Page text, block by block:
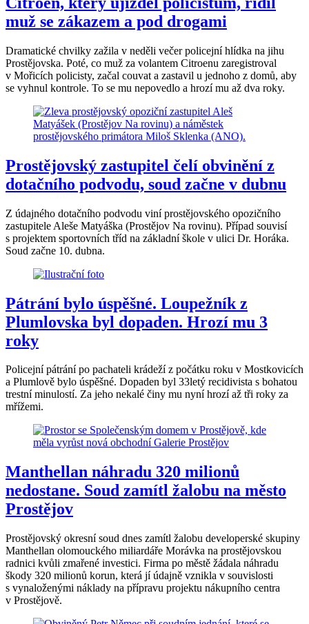
muž se zákazem a pod drogami
Dramatické chvilky zažila v neděli večer policejní hlídka na jihu
Prostějovska. Poté, co muž za volantem Citroenu zaregistroval
v Mořicích policisty, začal couvat a zastavil u jednoho z domů, aby
se vyhnul kontrole. To se mu nepovedlo a hrozí mu až dva roky.
Prostějovský zastupitel čelí obvinění z
dotačního podvodu, soud začne v dubnu
Z údajného dotačního podvodu viní prostějovského opozičního
zastupitele Aleše Matyáška (Prostějov Na rovinu). Případ souvisí
s projektem sportovních tříd na základní škole v ulici Dr. Horáka.
Soud začne 10. dubna.
Pátrání bylo úspěšné. Loupežník z
Plumlovska byl dopaden. Hrozí mu 3
roky
Policejní pátrání po pachateli krádeží z počátku roku v Mostkovicích
a Plumlově bylo úspěšné. Dopaden byl 33letý recidivista s bohatou
trestní minulostí. Za jeho nekalé činy mu nyní hrozí až tři roky za
mřížemi.
Manthellan náhradu 320 milionů
nedostane. Soud zamítl žalobu na město
Prostějov
Prostějovský okresní soud dnes zamítl žalobu developerské skupiny
Manthellan olomouckého miliardáře Morávka na prostějovskou
radnici kvůli zmařené investici. Firma po městě žádala náhradu
škody 320 milionů korun, která jí údajně vznikla v souvislosti
s vynaloženými náklady na přípravu projektu nákupního centra
v Prostějově.